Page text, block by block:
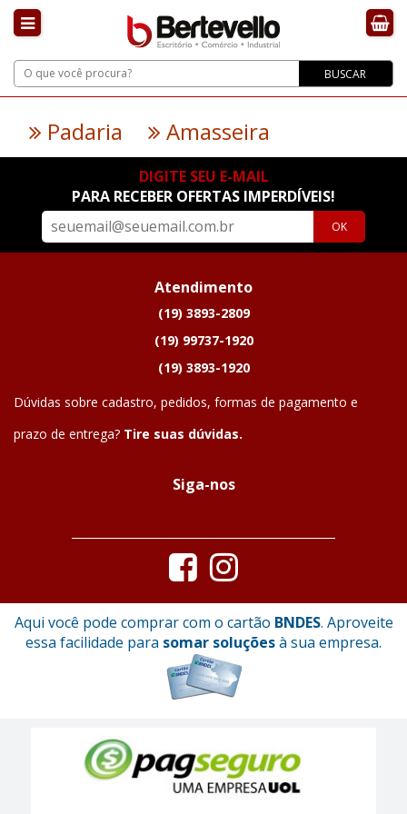
BUSCAR
Padaria Amasseira
DIGITE SEU E-MAIL
PARA RECEBER OFERTAS IMPERDÍVEIS!
OK
Atendimento
(19) 3893-2809
(19) 99737-1920
(19) 3893-1920
Dúvidas sobre cadastro, pedidos, formas de pagamento e
prazo de entrega? Tire suas dúvidas.
Siga-nos
Aqui você pode comprar com o cartão BNDES. Aproveite
essa facilidade para somar soluçõesà sua empresa.